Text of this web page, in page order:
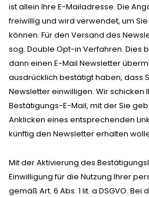
ist allein Ihre E-Mailadresse. Die
freiwillig und wird verwendet, um
können. Für den Versand des
sog. Double Opt-in Verfahren. Dies
dann einen E-Mail Newsletter
ausdrücklich bestätigt haben, dass
Newsletter einwilligen. Wir schicken
Bestätigungs-E-Mail, mit der Sie
Anklicken eines entsprechenden
künftig den Newsletter erhalten
Mit der Aktivierung des
Einwilligung für die Nutzung Ihrer
gemäß Art. 6 Abs. 1 lit. a DSGVO.